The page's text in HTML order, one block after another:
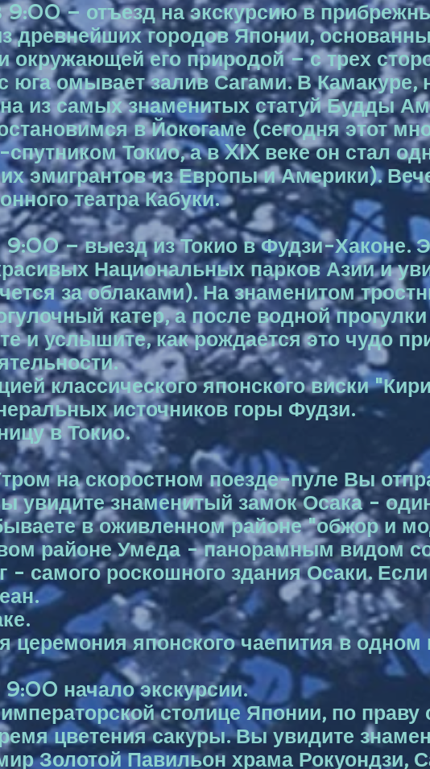
9:00 – отъезд на экскурсию в
древнейших городов Японии,
окружающей его природой – с трех
юга омывает залив Сагами. В Камакуре,
из самых знаменитых статуй Будды
в Йокогаме (сегодня этот
Токио, а в XIX веке он стал
эмигрантов из Европы и Америки).
театра Кабуки.
9:00 – выезд из Токио в Фудзи-Хаконе.
Национальных парков Азии и
за облаками). На знаменитом
катер, а после водной
и услышите, как рождается это чудо
классического японского виски
источников горы Фудзи.
в Токио.
на скоростном поезде-пуле Вы
увидите знаменитый замок Осака -
в оживленном районе "обжор и
районе Умеда - панорамным видом
самого роскошного здания Осаки. Если
японского чаепития в одном
9:00 начало экскурсии.
столице Японии, по
цветения сакуры. Вы увидите
Золотой Павильон храма Рокуондзи,